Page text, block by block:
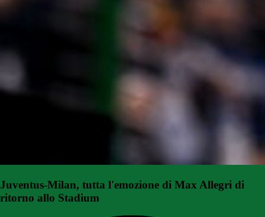
Juventus-Milan, tutta l'emozione di Max Allegri di
ritorno allo Stadium